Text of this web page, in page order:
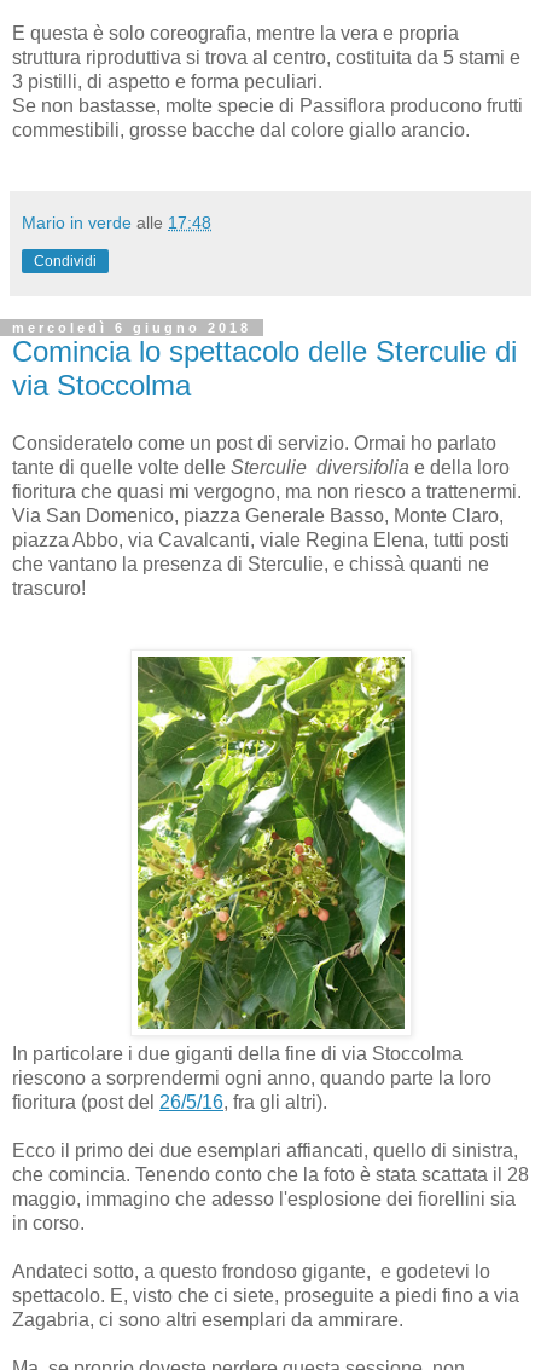
E questa è solo coreografia, mentre la vera e propria
struttura riproduttiva si trova al centro, costituita da 5 stami e
3 pistilli, di aspetto e forma peculiari.
Se non bastasse, molte specie di Passiflora producono frutti
commestibili, grosse bacche dal colore giallo arancio.
Mario in verde alle 17:48
Condividi
mercoledì 6 giugno 2018
Comincia lo spettacolo delle Sterculie di
via Stoccolma
Consideratelo come un post di servizio. Ormai ho parlato
tante di quelle volte delle Sterculie diversifolia e della loro
fioritura che quasi mi vergogno, ma non riesco a trattenermi.
Via San Domenico, piazza Generale Basso, Monte Claro,
piazza Abbo, via Cavalcanti, viale Regina Elena, tutti posti
che vantano la presenza di Sterculie, e chissà quanti ne
trascuro!
In particolare i due giganti della fine di via Stoccolma
riescono a sorprendermi ogni anno, quando parte la loro
fioritura (post del 26/5/16, fra gli altri).
Ecco il primo dei due esemplari affiancati, quello di sinistra,
che comincia. Tenendo conto che la foto è stata scattata il 28
maggio, immagino che adesso l'esplosione dei fiorellini sia
in corso.
Andateci sotto, a questo frondoso gigante, e godetevi lo
spettacolo. E, visto che ci siete, proseguite a piedi fino a via
Zagabria, ci sono altri esemplari da ammirare.